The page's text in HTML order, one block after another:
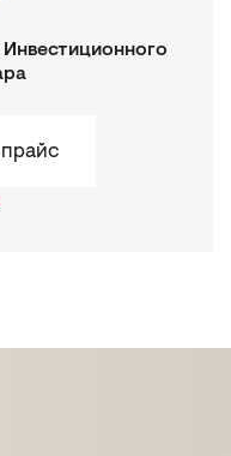
Инвестиционного